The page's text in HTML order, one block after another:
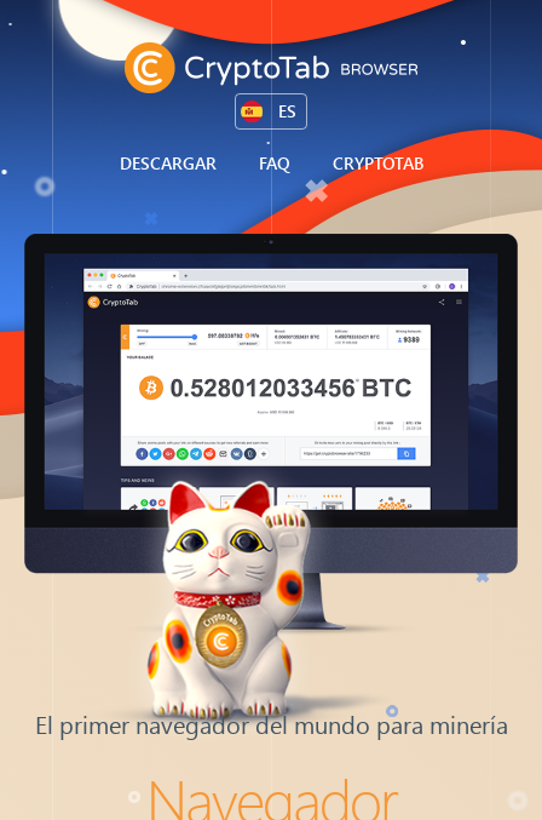
ES
DESCARGAR FAQ CRYPTOTAB
El primer navegador del mundo para minería
Navegador